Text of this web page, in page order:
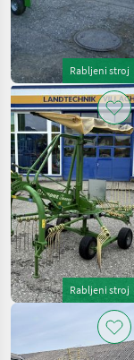
Rabljeni stroj
Rabljeni stroj